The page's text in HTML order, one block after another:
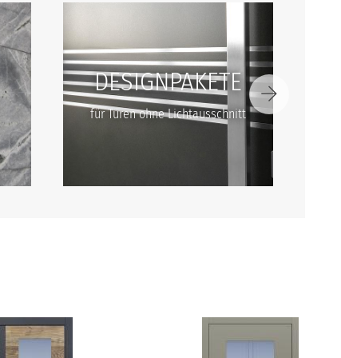
DESIGNPAKETE
für Türen ohne Lichtausschnitt